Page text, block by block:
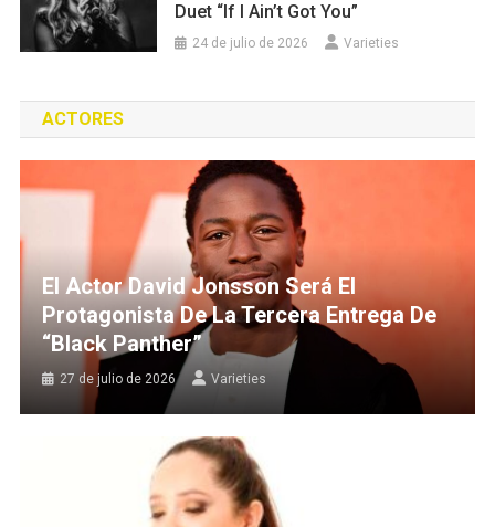
Duet “If I Ain’t Got You”
24 de julio de 2026 Varieties
ACTORES
El Actor David Jonsson Será El
Protagonista De La Tercera Entrega De
“Black Panther”
27 de julio de 2026 Varieties